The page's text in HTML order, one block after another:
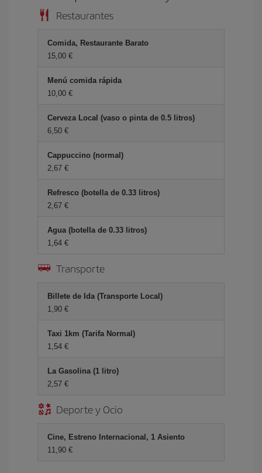
Restaurantes
Comida, Restaurante Barato
15,00 €
Menú comida rápida
10,00 €
Cerveza Local (vaso o pinta de 0.5 litros)
6,50 €
Cappuccino (normal)
2,67 €
Refresco (botella de 0.33 litros)
2,67 €
Agua (botella de 0.33 litros)
1,64 €
Transporte
Billete de Ida (Transporte Local)
1,90 €
Taxi 1km (Tarifa Normal)
1,54 €
La Gasolina (1 litro)
2,57 €
Deporte y Ocio
Cine, Estreno Internacional, 1 Asiento
11,90 €